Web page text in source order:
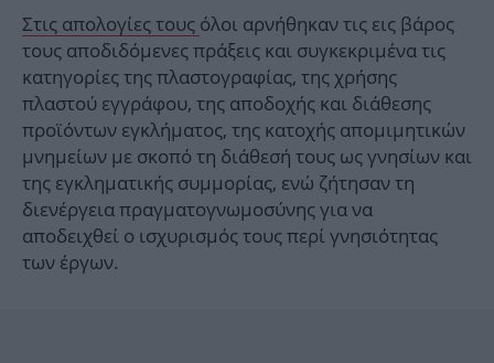
Στις απολογίες τους όλοι αρνήθηκαν τις εις βάρος
τους αποδιδόμενες πράξεις και συγκεκριμένα τις
κατηγορίες της πλαστογραφίας, της χρήσης
πλαστού εγγράφου, της αποδοχής και διάθεσης
προϊόντων εγκλήματος, της κατοχής απομιμητικών
μνημείων με σκοπό τη διάθεσή τους ως γνησίων και
της εγκληματικής συμμορίας, ενώ ζήτησαν τη
διενέργεια πραγματογνωμοσύνης για να
αποδειχθεί ο ισχυρισμός τους περί γνησιότητας
των έργων.